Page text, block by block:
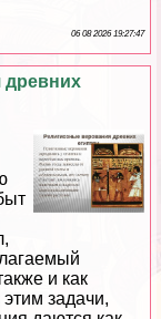
06 08 2026 19:27:47
древних
и как
задачи,